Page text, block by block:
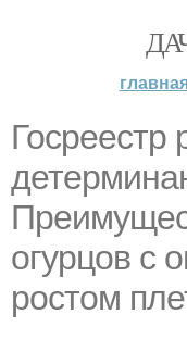
Госреестр
огурцов с
ростом